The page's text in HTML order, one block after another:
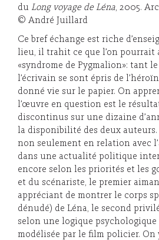
du Long voyage de Léna, 2005.
© André Juillard
Ce bref échange est riche
lieu, il trahit ce que l’on pourrait
«syndrome de Pygmalion»: tant
l’écrivain se sont épris de
donné vie sur le papier. On
l’œuvre en question est le résultat
discontinus sur une dizaine
la disponibilité des deux auteurs.
non seulement en relation avec
dans une actualité politique
encore selon les priorités et les
et du scénariste, le premier
appréciant de montrer le corps
dénudé) de Léna, le second
selon une logique psychologique
modélisée par le film policier. On